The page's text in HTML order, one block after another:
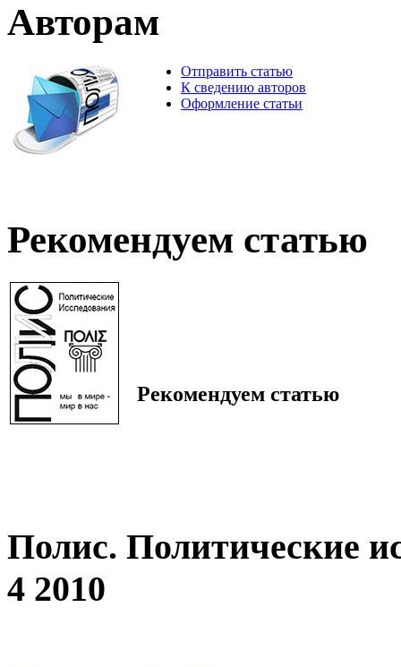
Авторам
Отправить статью
К сведению авторов
Оформление статьи
Рекомендуем статью
Рекомендуем статью
Полис. Политические
4 2010